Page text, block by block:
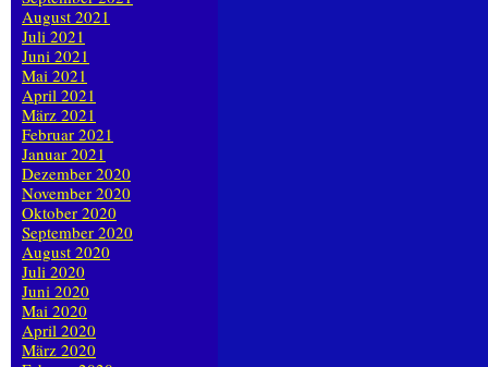
August 2021
Juli 2021
Juni 2021
Mai 2021
April 2021
März 2021
Februar 2021
Januar 2021
Dezember 2020
November 2020
Oktober 2020
September 2020
August 2020
Juli 2020
Juni 2020
Mai 2020
April 2020
März 2020